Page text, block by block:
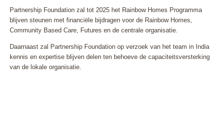
Partnership Foundation zal tot 2025 het Rainbow Homes Programma
blijven steunen met financiële bijdragen voor de Rainbow Homes,
Community Based Care, Futures en de centrale organisatie.
Daarnaast zal Partnership Foundation op verzoek van het team in India
kennis en expertise blijven delen ten behoeve de capaciteitsversterking
van de lokale organisatie.